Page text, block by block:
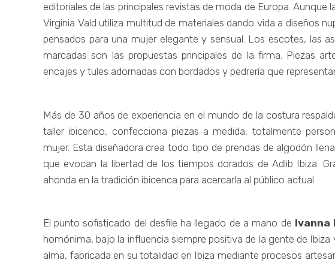
editoriales de las principales revistas de moda de Europa. Aunque
Virginia Vald utiliza multitud de materiales dando vida a diseños
pensados para una mujer elegante y sensual. Los escotes, las
marcadas son las propuestas principales de la firma. Piezas
encajes y tules adornadas con bordados y pedrería que
Más de 30 años de experiencia en el mundo de la costura
taller ibicenco, confecciona piezas a medida, totalmente
mujer. Esta diseñadora crea todo tipo de prendas de algodón
que evocan la libertad de los tiempos dorados de Adlib Ibiza.
ahonda en la tradición ibicenca para acercarla al público actual.
El punto sofisticado del desfile ha llegado de a mano de Ivanna
homónima, bajo la influencia siempre positiva de la gente de
alma, fabricada en su totalidad en Ibiza mediante procesos